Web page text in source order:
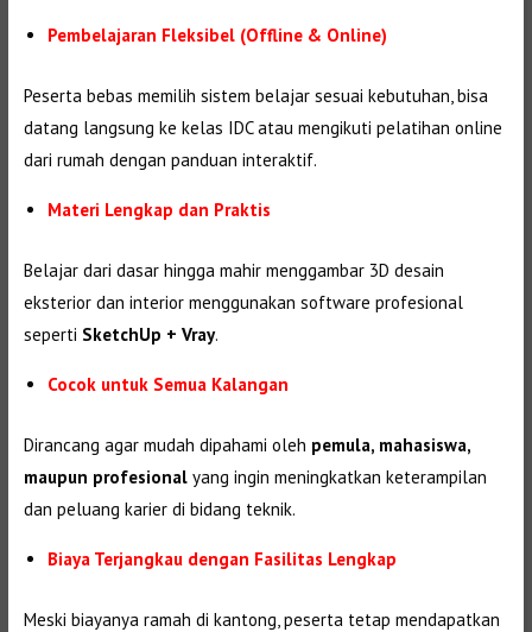
Pembelajaran Fleksibel (Offline & Online)
Peserta bebas memilih sistem belajar sesuai kebutuhan, bisa
datang langsung ke kelas IDC atau mengikuti pelatihan online
dari rumah dengan panduan interaktif.
Materi Lengkap dan Praktis
Belajar dari dasar hingga mahir menggambar 3D desain
eksterior dan interior menggunakan software profesional
seperti SketchUp + Vray.
Cocok untuk Semua Kalangan
Dirancang agar mudah dipahami oleh pemula, mahasiswa,
maupun profesionalyang ingin meningkatkan keterampilan
dan peluang karier di bidang teknik.
Biaya Terjangkau dengan Fasilitas Lengkap
Meski biayanya ramah di kantong, peserta tetap mendapatkan